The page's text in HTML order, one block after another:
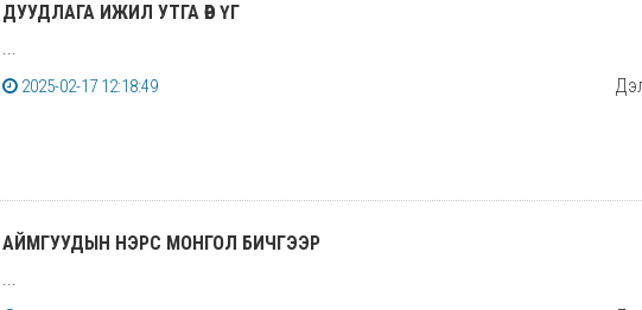
ДУУДЛАГА ИЖИЛ УТГА ӨӨР ҮГ
...
2025-02-17 12:18:49
АЙМГУУДЫН НЭРС МОНГОЛ БИЧГЭЭР